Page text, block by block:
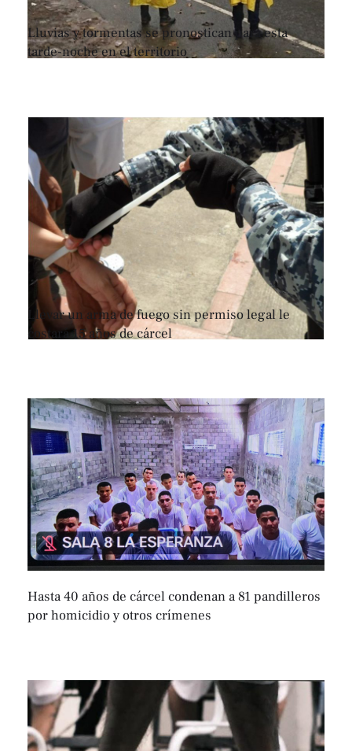
Lluvias y tormentas se pronostican para esta
tarde-noche en el territorio
Llevar un arma de fuego sin permiso legal le
costará 15 años de cárcel
Hasta 40 años de cárcel condenan a 81 pandilleros
por homicidio y otros crímenes